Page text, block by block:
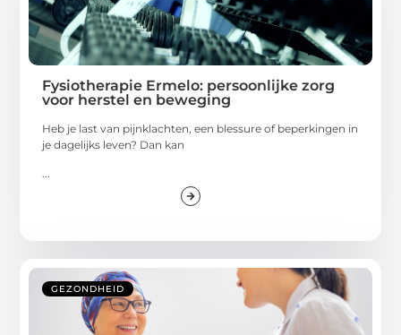
Fysiotherapie Ermelo: persoonlijke zorg
voor herstel en beweging
Heb je last van pijnklachten, een blessure of beperkingen in
je dagelijks leven? Dan kan
...
GEZONDHEID